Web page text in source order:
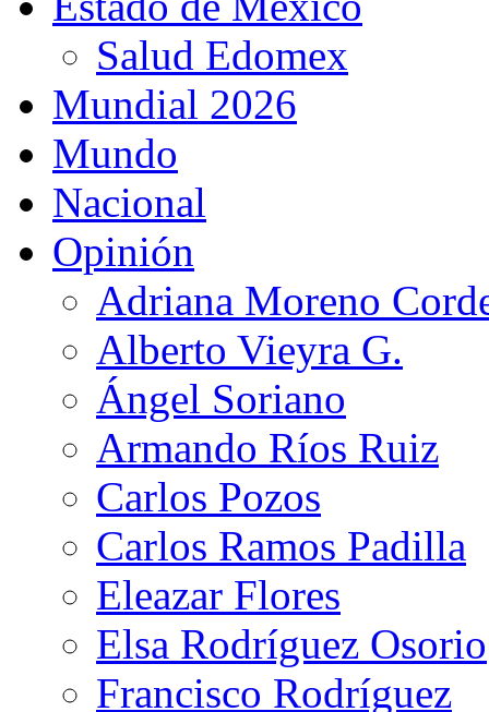
Salud Edomex
Mundial 2026
Mundo
Nacional
Opinión
Adriana Moreno
Alberto Vieyra G.
Ángel Soriano
Armando Ríos Ruiz
Carlos Pozos
Carlos Ramos Padilla
Eleazar Flores
Elsa Rodríguez Osorio
Francisco Rodríguez